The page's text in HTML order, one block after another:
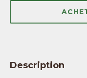
Description